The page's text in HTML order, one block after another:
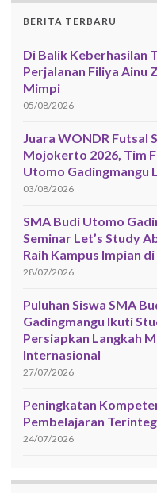
BERITA TERBARU
Di Balik Keberhasilan
Perjalanan Filiya Ainu
Mimpi
05/08/2026
Juara WONDR Futsal
Mojokerto 2026, Tim
Utomo Gadingmangu
03/08/2026
SMA Budi Utomo
Seminar Let’s Study
Raih Kampus Impian
28/07/2026
Puluhan Siswa SMA
Gadingmangu Ikuti
Persiapkan Langkah
Internasional
27/07/2026
Peningkatan
Pembelajaran
24/07/2026